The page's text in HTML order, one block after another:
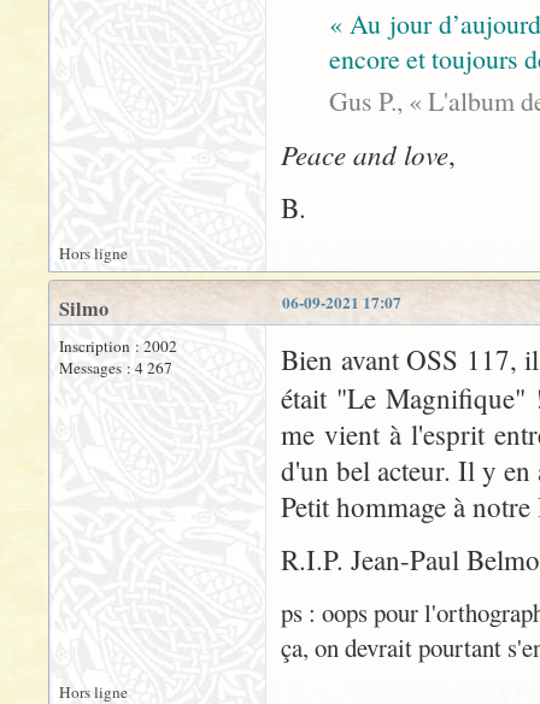
« Au jour
encore et toujours
Gus P., « L'album
Peace and love,
B.
Hors ligne
06-09-2021 17:07
Silmo
Inscription : 2002
Messages : 4 267
Bien avant OSS 117,
était "Le Magnifique"
me vient à l'esprit
d'un bel acteur. Il y en
Petit hommage à notre
R.I.P. Jean-Paul
ps : oops pour
ça, on devrait pourtant
Hors ligne